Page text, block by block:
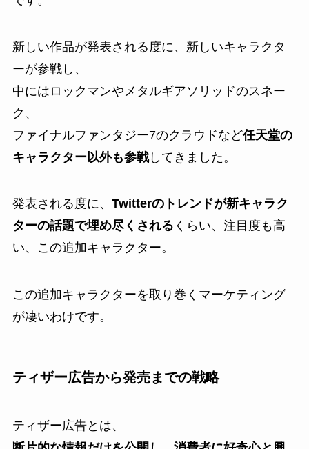
新しい作品が発表される度に、新しいキャラクタ
ーが参戦し、
中にはロックマンやメタルギアソリッドのスネー
ク、
ファイナルファンタジー7のクラウドなど任天堂の
キャラクター以外も参戦してきました。
発表される度に、 Twitterのトレンドが新キャラク
ターの話題で埋め尽くされる くらい、注目度も高
い、この追加キャラクター。
この追加キャラクターを取り巻くマーケティング
が凄いわけです。
ティザー広告から発売までの戦略
ティザー広告とは、